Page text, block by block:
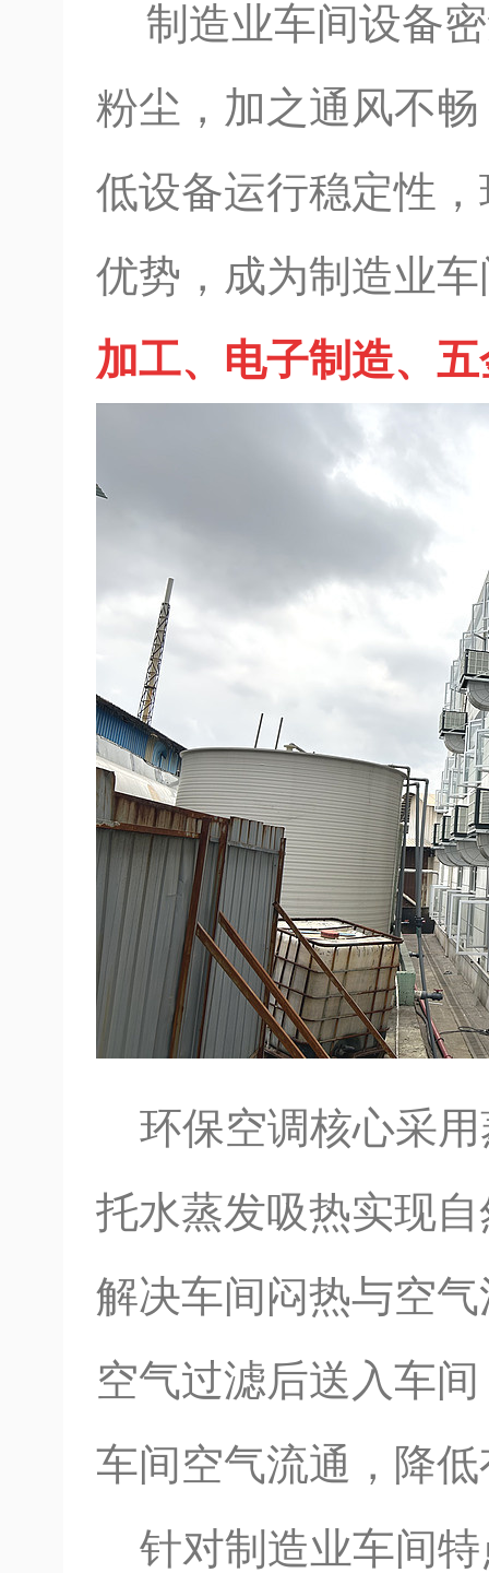
制造业车间设备
粉尘，加之通风不
低设备运行稳定性
优势，成为制造业
加工、电子制造、
环保空调核心采用
托水蒸发吸热实现
解决车间闷热与空
空气过滤后送入车
车间空气流通，降
针对制造业车间特